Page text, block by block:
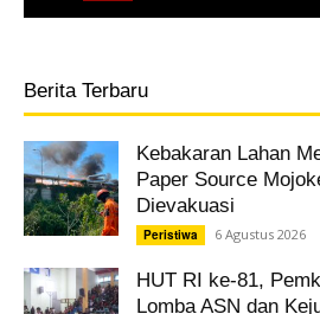
Berita Terbaru
Kebakaran Lahan
Paper Source
Dievakuasi
Peristiwa 6 Agustus 2026
HUT RI ke-81,
Lomba ASN dan